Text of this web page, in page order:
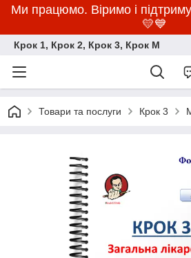
Ми працюмо. Віримо і
💛💙
Крок 1, Крок 2, Крок 3, Крок M
Товари та послуги Крок 3